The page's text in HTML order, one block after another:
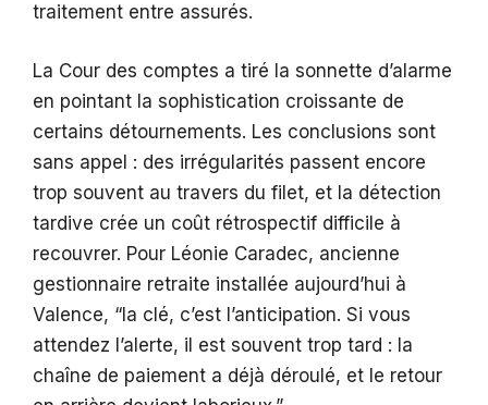
traitement entre assurés.
La Cour des comptes a tiré la sonnette d’alarme
en pointant la sophistication croissante de
certains détournements. Les conclusions sont
sans appel : des irrégularités passent encore
trop souvent au travers du filet, et la détection
tardive crée un coût rétrospectif difficile à
recouvrer. Pour Léonie Caradec, ancienne
gestionnaire retraite installée aujourd’hui à
Valence, “la clé, c’est l’anticipation. Si vous
attendez l’alerte, il est souvent trop tard : la
chaîne de paiement a déjà déroulé, et le retour